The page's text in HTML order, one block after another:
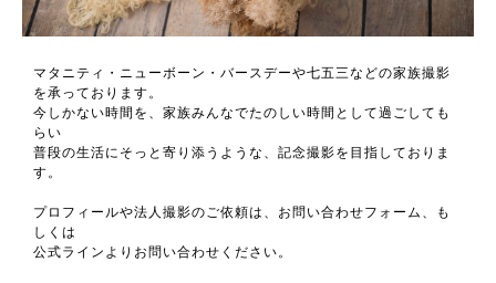
マタニティ・ニューボーン・バースデーや七五三などの家族撮影
を承っております。
今しかない時間を、家族みんなでたのしい時間として過ごしても
らい
普段の生活にそっと寄り添うような、記念撮影を目指しておりま
す。
プロフィールや法人撮影のご依頼は、お問い合わせフォーム、も
しくは
公式ラインよりお問い合わせください。